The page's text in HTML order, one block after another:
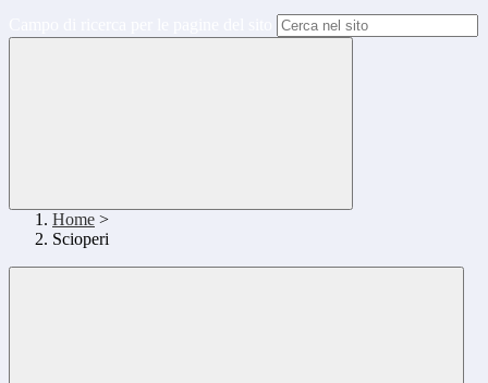
Home >
Scioperi